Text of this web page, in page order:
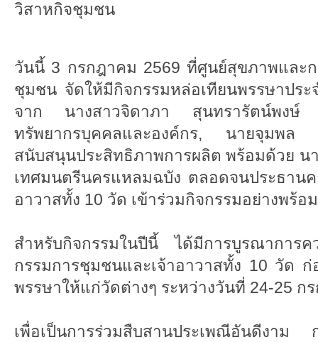
วิสาหกิจชุมชน
วันนี้ 3 กรกฎาคม 2569 ที่ศูนย์สุขภาพและก
ชุมชน จัดให้มีกิจกรรมหล่อเทียนพรรษาประ
จาก นางสาวจิดาภา สุนทรารัตน์พงษ์ ผู้
ทรัพยากรบุคคลและองค์กร, นายจุมพล
สนับสนุนประสิทธิภาพการผลิต พร้อมด้วย น
เทศมนตรีนครแหลมฉบัง ตลอดจนประธาน
อาวาสทั้ง 10 วัด เข้าร่วมกิจกรรมอย่างพร้อม
สำหรับกิจกรรมในปีนี้ ได้มีการบูรณาการ
กรรมการชุมชนและเจ้าอาวาสทั้ง 10 วัด ก่
พรรษาให้แก่วัดต่างๆ ระหว่างวันที่ 24-25 ก
เพื่อเป็นการร่วมสืบสานประเพณีอันดีงาม